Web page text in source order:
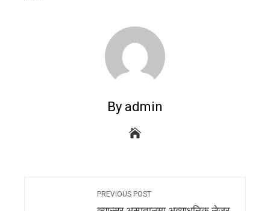
By admin
PREVIOUS POST